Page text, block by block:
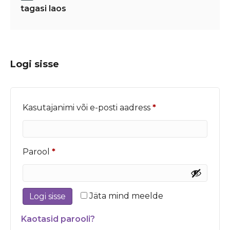
tagasi laos
Logi sisse
Kasutajanimi või e-posti aadress *Nõutud
Parool *Nõutud
Jäta mind meelde
Logi sisse
Kaotasid parooli?